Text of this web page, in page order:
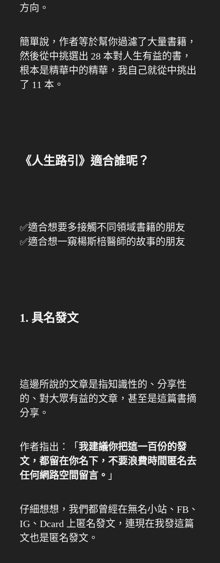
方向。
簡單說，作者等於幫你過濾了大量書籍，
然後從中挑選出 28 本對人生有益的書，
根本是精華中的精華，我自己就從中挑出
了 11 本。
《人生路引》適合誰呢？
✅適合想要多接觸不同領域書籍的朋友
✅適合想一窺楊斯棓醫師的故事的朋友
1. 具名發文
這邊所說的文章是指知識性的、分享性
的、對大眾有益的文章，甚至是這篇書摘
分享。
作者指出：「 我建議你把這一百份的發
文，都留在你名下，不要浪費時間匿名去
任何網路空間留言。 」
仔細想想，我們都曾經在無名小站、FB、
IG、Dcard 上匿名發文，連現在我發這篇
文也是匿名發文。